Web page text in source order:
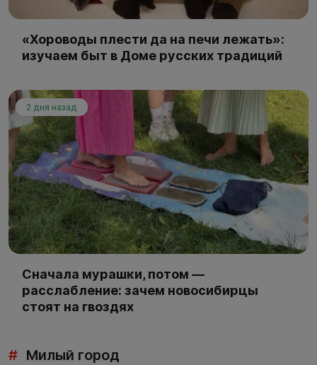
«Хороводы плести да на печи лежать»:
изучаем быт в Доме русских традиций
2 дня назад
Сначала мурашки, потом —
расслабление: зачем новосибирцы
стоят на гвоздях
# Милый город